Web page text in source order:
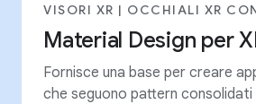
VISORI XR | OCCHIALI XR
Material Design per
Fornisce una base per creare
che seguono pattern consolidati